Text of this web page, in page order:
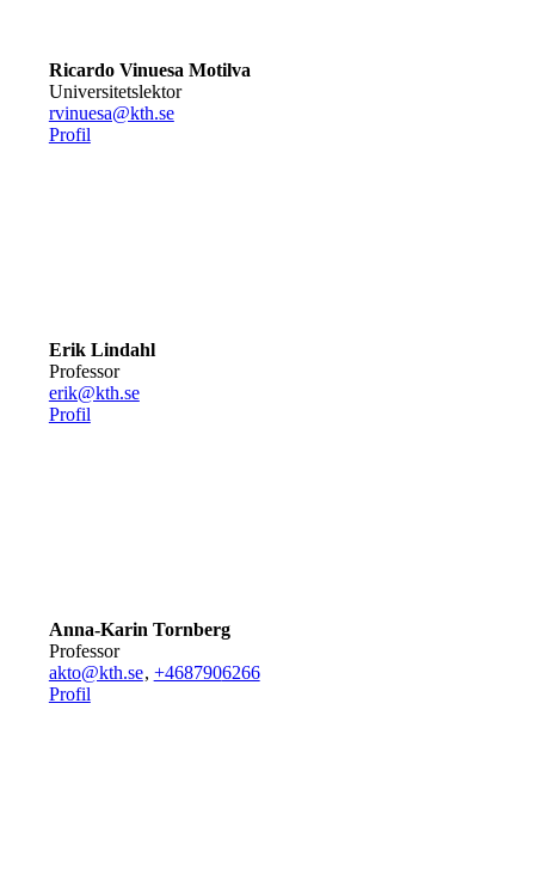
Ricardo Vinuesa Motilva
universitetslektor
rvinuesa@kth.se
Profil
Erik Lindahl
professor
erik@kth.se
Profil
Anna-Karin Tornberg
professor
akto@kth.se, +4687906266
Profil